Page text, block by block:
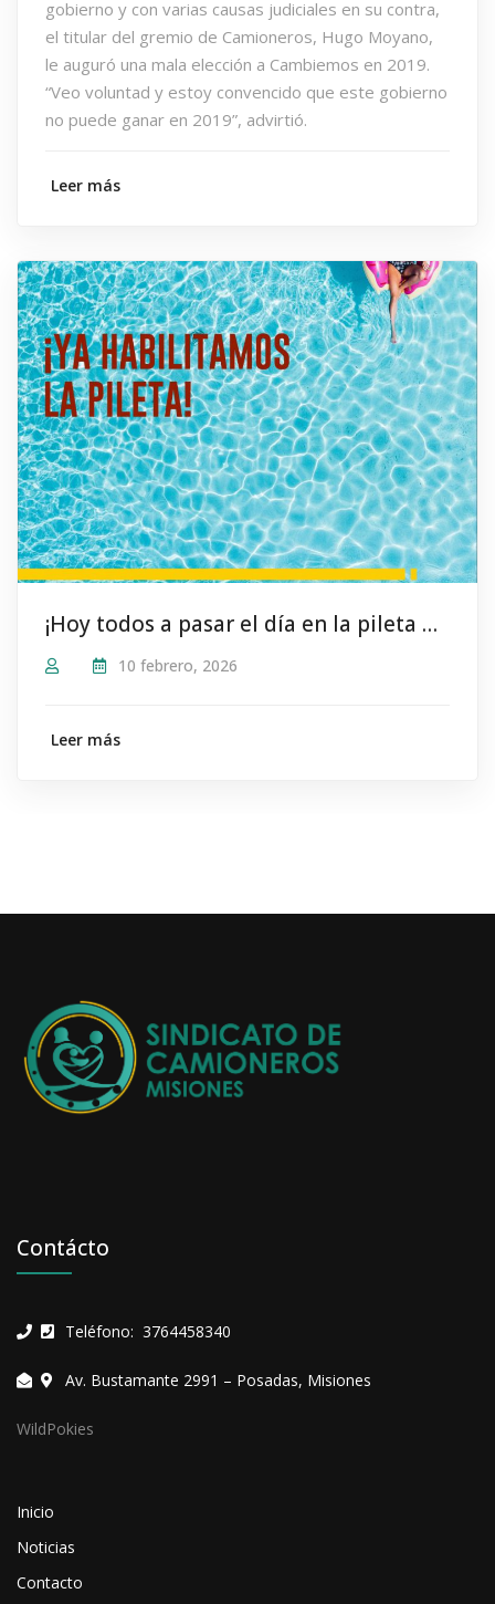
gobierno y con varias causas judiciales en su contra,
el titular del gremio de Camioneros, Hugo Moyano,
le auguró una mala elección a Cambiemos en 2019.
“Veo voluntad y estoy convencido que este gobierno
no puede ganar en 2019”, advirtió.
Leer más
¡Hoy todos a pasar el día en la pileta del #SindicatoDeCamioneros!
10 febrero, 2026
Leer más
Contácto
Teléfono: 3764458340
Av. Bustamante 2991 – Posadas, Misiones
WildPokies
Inicio
Noticias
Contacto